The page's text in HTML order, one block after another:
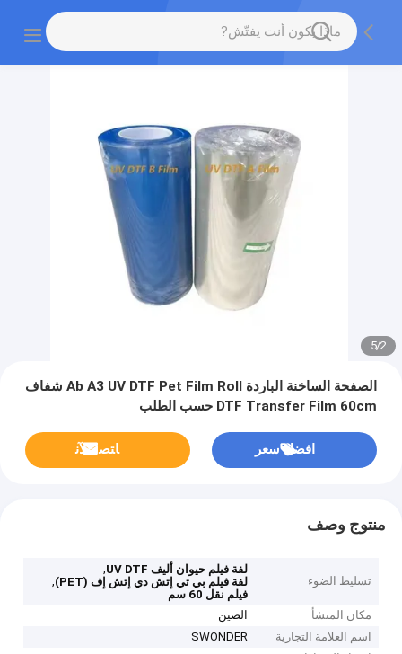
2
/
5
الصفحة الساخنة الباردة Ab A3 UV DTF Pet Film Roll شفاف
DTF Transfer Film 60cm حسب الطلب
افضل سعر ﺎﺘﺼﻟ ﺍﻶﻧ
منتوج وصف
تسليط الضوء
لفة فيلم حيوان أليف UV DTF
,
لفة فيلم بي تي إتش دي إتش إف (PET)
,
فيلم نقل 60 سم
مكان المنشأ
الصين
اسم العلامة التجارية
SWONDER